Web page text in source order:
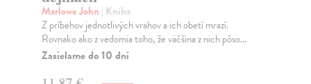
Marlowe John | Kniha
Z príbehov jednotlivých vrahov a ich obetí mrazí.
Rovnako ako z vedomia toho, že väčšina z nich pôso...
Zasielame do 10 dní